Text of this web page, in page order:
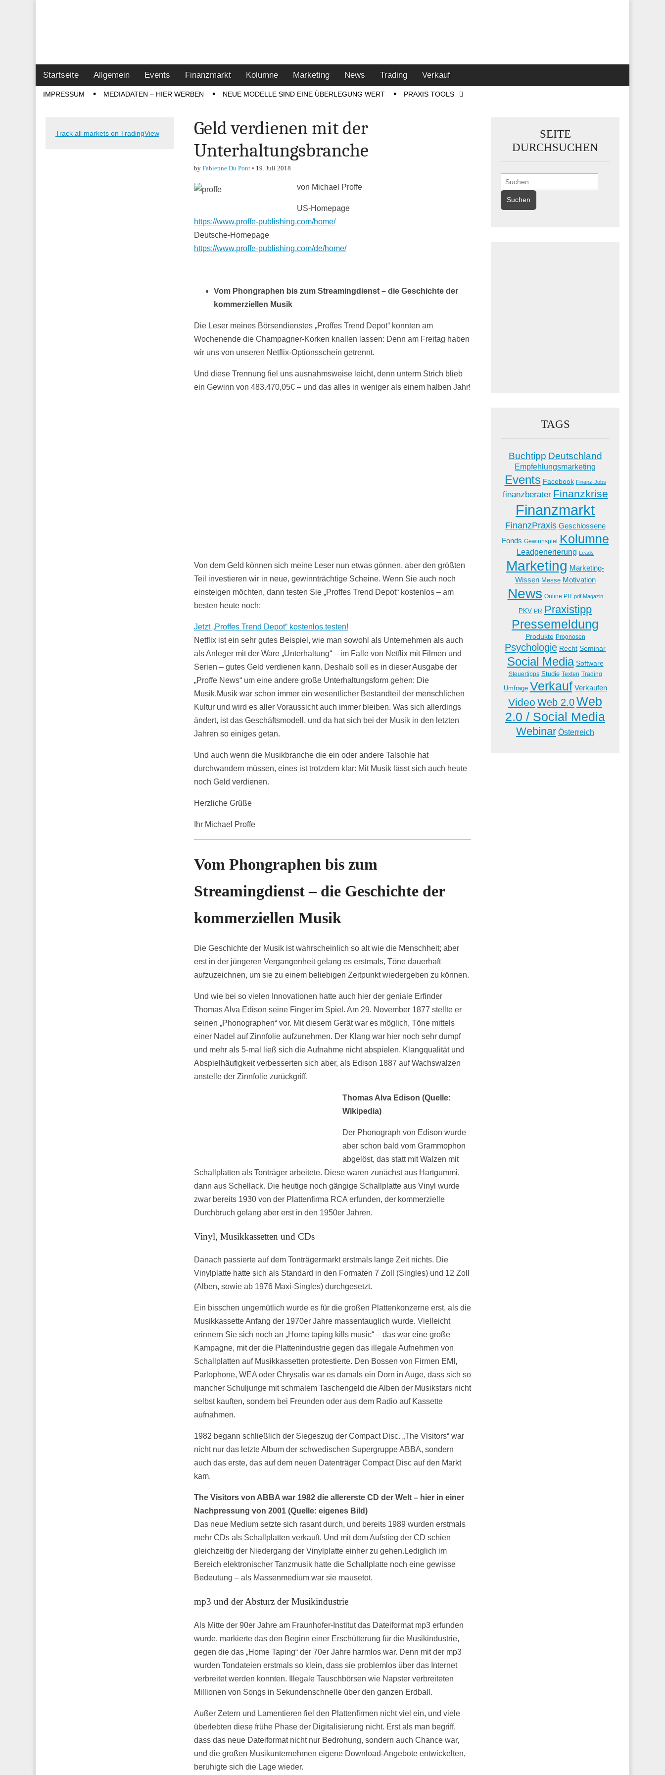
Main
menu
Skip
to
content
Startseite Allgemein Events Finanzmarkt Kolumne Marketing News Trading Verkauf
SubIMPRESSUM MEDIADATEN – HIER WERBEN NEUE MODELLE SIND EINE ÜBERLEGUNG WERT PRAXIS TOOLS
Geld verdienen mit der
Unterhaltungsbranche
by Fabienne Du Pont • 19. Juli 2018
von Michael Proffe
US-Homepage
https://www.proffe-publishing.com/home/
Deutsche-Homepage
https://www.proffe-publishing.com/de/home/
Vom Phongraphen bis zum Streamingdienst – die Geschichte der
kommerziellen Musik
Die Leser meines Börsendienstes „Proffes Trend Depot“ konnten am
Wochenende die Champagner-Korken knallen lassen: Denn am Freitag haben
wir uns von unseren Netflix-Optionsschein getrennt.
Und diese Trennung fiel uns ausnahmsweise leicht, denn unterm Strich blieb
ein Gewinn von 483.470,05€ – und das alles in weniger als einem halben Jahr!
Von dem Geld können sich meine Leser nun etwas gönnen, aber den größten
Teil investieren wir in neue, gewinnträchtige Scheine. Wenn Sie auch noch
einsteigen möchten, dann testen Sie „Proffes Trend Depot“ kostenlos – am
besten heute noch:
Jetzt „Proffes Trend Depot“ kostenlos testen!
Netflix ist ein sehr gutes Beispiel, wie man sowohl als Unternehmen als auch
als Anleger mit der Ware „Unterhaltung“ – im Falle von Netflix mit Filmen und
Serien – gutes Geld verdienen kann. Deshalb soll es in dieser Ausgabe der
„Proffe News“ um eine andere große Unterhaltungsform gehen: Die
Musik.Musik war schon immer ein wesentlicher Bestandteil der menschlichen
Kultur und wird es aller Voraussicht auch immer bleiben. Was sich allerdings
ändert, ist das Geschäftsmodell, und da hat sich bei der Musik in den letzten
Jahren so einiges getan.
Und auch wenn die Musikbranche die ein oder andere Talsohle hat
durchwandern müssen, eines ist trotzdem klar: Mit Musik lässt sich auch heute
noch Geld verdienen.
Herzliche Grüße
Ihr Michael Proffe
Vom Phongraphen bis zum
Streamingdienst – die Geschichte der
kommerziellen Musik
Die Geschichte der Musik ist wahrscheinlich so alt wie die Menschheit; aber
erst in der jüngeren Vergangenheit gelang es erstmals, Töne dauerhaft
aufzuzeichnen, um sie zu einem beliebigen Zeitpunkt wiedergeben zu können.
Und wie bei so vielen Innovationen hatte auch hier der geniale Erfinder
Thomas Alva Edison seine Finger im Spiel. Am 29. November 1877 stellte er
seinen „Phonographen“ vor. Mit diesem Gerät war es möglich, Töne mittels
einer Nadel auf Zinnfolie aufzunehmen. Der Klang war hier noch sehr dumpf
und mehr als 5-mal ließ sich die Aufnahme nicht abspielen. Klangqualität und
Abspielhäufigkeit verbesserten sich aber, als Edison 1887 auf Wachswalzen
anstelle der Zinnfolie zurückgriff.
Thomas Alva Edison (Quelle:
Wikipedia)
Der Phonograph von Edison wurde
aber schon bald vom Grammophon
abgelöst, das statt mit Walzen mit
Schallplatten als Tonträger arbeitete. Diese waren zunächst aus Hartgummi,
dann aus Schellack. Die heutige noch gängige Schallplatte aus Vinyl wurde
zwar bereits 1930 von der Plattenfirma RCA erfunden, der kommerzielle
Durchbruch gelang aber erst in den 1950er Jahren.
Vinyl, Musikkassetten und CDs
Danach passierte auf dem Tonträgermarkt erstmals lange Zeit nichts. Die
Vinylplatte hatte sich als Standard in den Formaten 7 Zoll (Singles) und 12 Zoll
(Alben, sowie ab 1976 Maxi-Singles) durchgesetzt.
Ein bisschen ungemütlich wurde es für die großen Plattenkonzerne erst, als die
Musikkassette Anfang der 1970er Jahre massentauglich wurde. Vielleicht
erinnern Sie sich noch an „Home taping kills music“ – das war eine große
Kampagne, mit der die Plattenindustrie gegen das illegale Aufnehmen von
Schallplatten auf Musikkassetten protestierte. Den Bossen von Firmen EMI,
Parlophone, WEA oder Chrysalis war es damals ein Dorn in Auge, dass sich so
mancher Schuljunge mit schmalem Taschengeld die Alben der Musikstars nicht
selbst kauften, sondern bei Freunden oder aus dem Radio auf Kassette
aufnahmen.
1982 begann schließlich der Siegeszug der Compact Disc. „The Visitors“ war
nicht nur das letzte Album der schwedischen Supergruppe ABBA, sondern
auch das erste, das auf dem neuen Datenträger Compact Disc auf den Markt
kam.
The Visitors von ABBA war 1982 die allererste CD der Welt – hier in einer
Nachpressung von 2001 (Quelle: eigenes Bild)
Das neue Medium setzte sich rasant durch, und bereits 1989 wurden erstmals
mehr CDs als Schallplatten verkauft. Und mit dem Aufstieg der CD schien
gleichzeitig der Niedergang der Vinylplatte einher zu gehen.Lediglich im
Bereich elektronischer Tanzmusik hatte die Schallplatte noch eine gewisse
Bedeutung – als Massenmedium war sie mausetot.
mp3 und der Absturz der Musikindustrie
Als Mitte der 90er Jahre am Fraunhofer-Institut das Dateiformat mp3 erfunden
wurde, markierte das den Beginn einer Erschütterung für die Musikindustrie,
gegen die das „Home Taping“ der 70er Jahre harmlos war. Denn mit der mp3
wurden Tondateien erstmals so klein, dass sie problemlos über das Internet
verbreitet werden konnten. Illegale Tauschbörsen wie Napster verbreiteten
Millionen von Songs in Sekundenschnelle über den ganzen Erdball.
Außer Zetern und Lamentieren fiel den Plattenfirmen nicht viel ein, und viele
überlebten diese frühe Phase der Digitalisierung nicht. Erst als man begriff,
dass das neue Dateiformat nicht nur Bedrohung, sondern auch Chance war,
und die großen Musikunternehmen eigene Download-Angebote entwickelten,
beruhigte sich die Lage wieder.
Track all markets on TradingView
SEITE
DURCHSUCHEN
Suchen
nach:
TAGS
Buchtipp Deutschland
Empfehlungsmarketing
Events Facebook Finanz-Jobs
finanzberater Finanzkrise
Finanzmarkt
FinanzPraxis Geschlossene
Fonds Gewinnspiel Kolumne
Leadgenerierung Leads
Marketing Marketing-
Wissen Messe Motivation
News Online PR pdf Magazin
PKV PR Praxistipp
Pressemeldung
Produkte Prognosen
Psychologie Recht Seminar
Social Media Software
Steuertipps Studie Texten Trading
Umfrage Verkauf Verkaufen
Video Web 2.0Web
2.0 / Social Media
Webinar Österreich